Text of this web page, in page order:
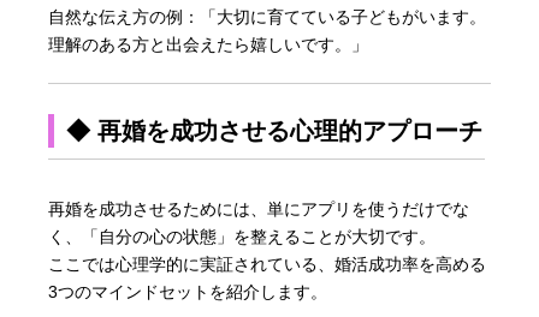
自然な伝え方の例：「大切に育てている子どもがいます。
理解のある方と出会えたら嬉しいです。」
◆ 再婚を成功させる心理的アプローチ
再婚を成功させるためには、単にアプリを使うだけでな
く、「自分の心の状態」を整えることが大切です。
ここでは心理学的に実証されている、婚活成功率を高める
3つのマインドセットを紹介します。